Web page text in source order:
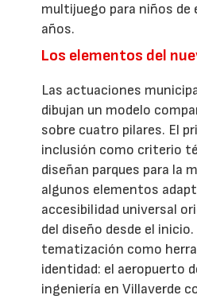
multijuego para niños de
años.
Los elementos del
Las actuaciones
dibujan un modelo
sobre cuatro pilares. El
inclusión como criterio
diseñan parques para la
algunos elementos
accesibilidad universal
del diseño desde el
tematización como
identidad: el aeropuerto
ingeniería en Villaverde